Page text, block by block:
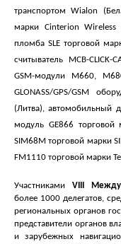
транспортом Wialon
марки Cinterion Wireless
пломба SLE торговой
считыватель MCB-
GSM-модули М660,
GLONASS/GPS/GSM
(Литва), автомобильный
модуль GE866 торговой
SIM68M торговой марки
FM1110 торговой марки
Участниками VII
более 1000 делегатов,
региональных органов
представители органов
и зарубежных